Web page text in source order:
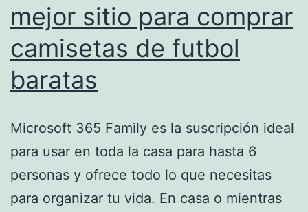
mejor sitio para comprar
camisetas de futbol
baratas
Microsoft 365 Family es la suscripción ideal
para usar en toda la casa para hasta 6
personas y ofrece todo lo que necesitas
para organizar tu vida. En casa o mientras